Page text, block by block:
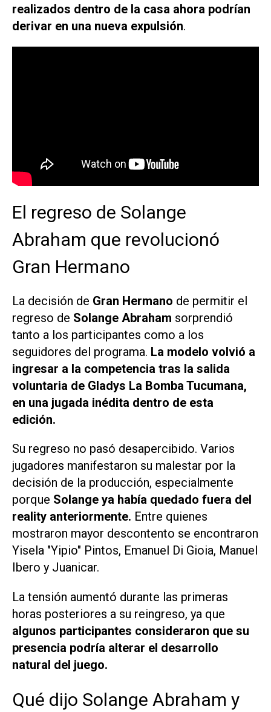
realizados dentro de la casa ahora podrían
derivar en una nueva expulsión.
El regreso de Solange
Abraham que revolucionó
Gran Hermano
La decisión de Gran Hermano de permitir el
regreso de Solange Abraham sorprendió
tanto a los participantes como a los
seguidores del programa. La modelo volvió a
ingresar a la competencia tras la salida
voluntaria de Gladys La Bomba Tucumana,
en una jugada inédita dentro de esta
edición.
Su regreso no pasó desapercibido. Varios
jugadores manifestaron su malestar por la
decisión de la producción, especialmente
porque Solange ya había quedado fuera del
reality anteriormente. Entre quienes
mostraron mayor descontento se encontraron
Yisela "Yipio" Pintos, Emanuel Di Gioia, Manuel
Ibero y Juanicar.
La tensión aumentó durante las primeras
horas posteriores a su reingreso, ya que
algunos participantes consideraron que su
presencia podría alterar el desarrollo
natural del juego.
Qué dijo Solange Abraham y